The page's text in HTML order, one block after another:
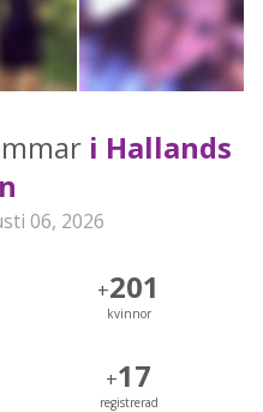
i Hallands
06, 2026
+201
kvinnor
+17
registrerad